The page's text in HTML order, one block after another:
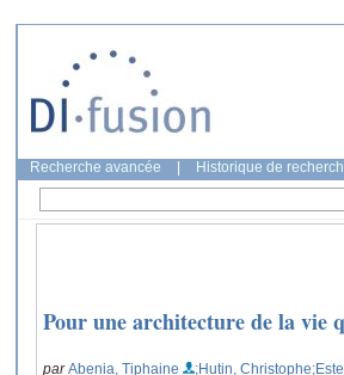
Recherche avancée Historique de
Pour une architecture de la vie
parAbenia, Tiphaine ;Hutin, Christophe